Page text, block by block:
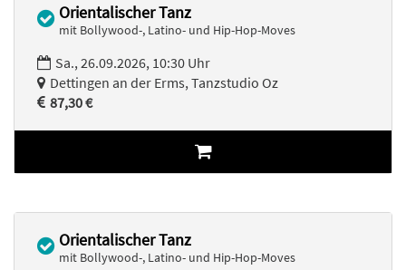
Orientalischer Tanz
mit Bollywood-, Latino- und Hip-Hop-Moves
Sa., 26.09.2026, 10:30 Uhr
Dettingen an der Erms, Tanzstudio Oz
87,30 €
Orientalischer Tanz
mit Bollywood-, Latino- und Hip-Hop-Moves